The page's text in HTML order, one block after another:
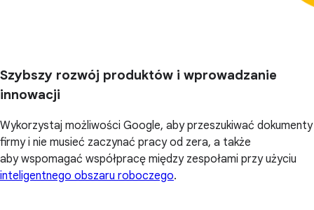
Szybszy rozwój produktów i wprowadzanie
innowacji
Wykorzystaj możliwości Google, aby przeszukiwać dokumenty
firmy i nie musieć zaczynać pracy od zera, a także
aby wspomagać współpracę między zespołami przy użyciu
inteligentnego obszaru roboczego.